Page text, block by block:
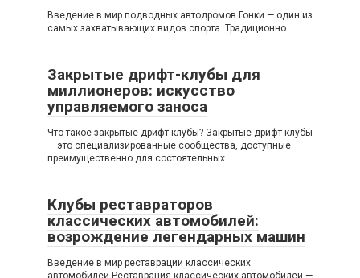
Введение в мир подводных автодромов Гонки — один из
самых захватывающих видов спорта. Традиционно
Закрытые дрифт-клубы для
миллионеров: искусство
управляемого заноса
Что такое закрытые дрифт-клубы? Закрытые дрифт-клубы
— это специализированные сообщества, доступные
преимущественно для состоятельных
Клубы реставраторов
классических автомобилей:
возрождение легендарных машин
Введение в мир реставрации классических